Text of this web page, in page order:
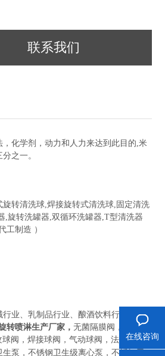
联系我们
化学剂，动力和人力来达到此目的,米
之一。
转清洗球,焊接旋转式清洗球,固定清洗
,旋转洗罐器,双循环洗罐器,T型清洗器
工制造 ）
业、乳制品行业、酿酒饮料行业以及
转喷淋生产厂家 ， 无菌隔膜阀 ，
卡箍直
阀，焊接球阀，气动球阀，法兰球
生泵 ， 不锈钢卫生级离心泵，不锈钢卫
在线咨询